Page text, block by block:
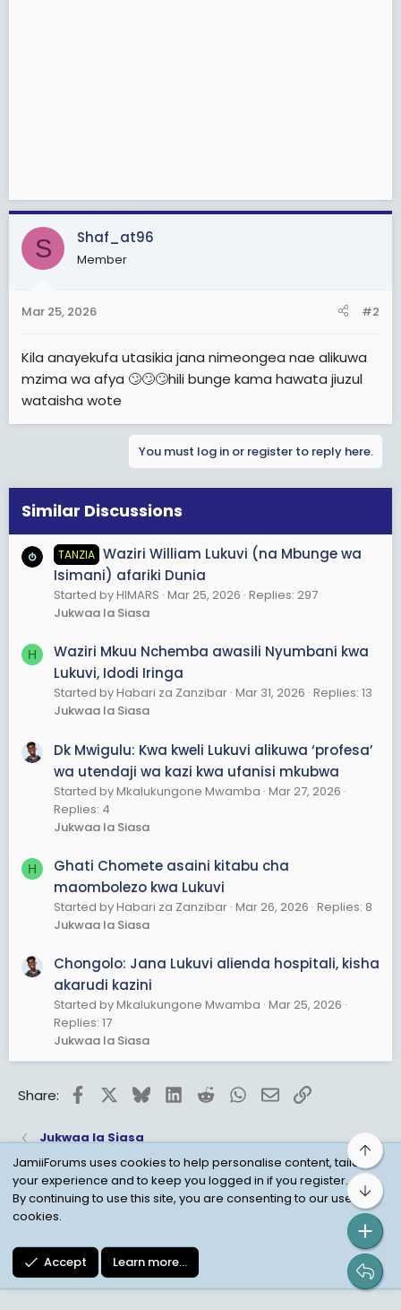
S Shaf_at96
Member
Mar 25, 2026 #2
Kila anayekufa utasikia jana nimeongea nae alikuwa
mzima wa afya 🙄🙄🙄hili bunge kama hawata jiuzul
wataisha wote
You must log in or register to reply here.
Similar Discussions
TANZIA Waziri William Lukuvi (na Mbunge wa
Isimani) afariki Dunia
Started by HIMARS Mar 25, 2026 Replies: 297
Jukwaa la Siasa
H
Waziri Mkuu Nchemba awasili Nyumbani kwa
Lukuvi, Idodi Iringa
Started by Habari za Zanzibar Mar 31, 2026 Replies: 13
Jukwaa la Siasa
Dk Mwigulu: Kwa kweli Lukuvi alikuwa ‘profesa’
wa utendaji wa kazi kwa ufanisi mkubwa
Started by Mkalukungone Mwamba Mar 27, 2026
Replies: 4
Jukwaa la Siasa
H
Ghati Chomete asaini kitabu cha
maombolezo kwa Lukuvi
Started by Habari za Zanzibar Mar 26, 2026 Replies: 8
Jukwaa la Siasa
Chongolo: Jana Lukuvi alienda hospitali, kisha
akarudi kazini
Started by Mkalukungone Mwamba Mar 25, 2026
Replies: 17
Jukwaa la Siasa
Share: FacebookBlueskyLinkedInRedditWhatsApp
EmailLink
Jukwaa la Siasa
Child Protection Policy
Personal Data Protection
JamiiForums uses cookies to help personalise content, tailor
your experience and to keep you logged in if you register.
By continuing to use this site, you are consenting to our use of
cookies.
Accept Learn more…
Top